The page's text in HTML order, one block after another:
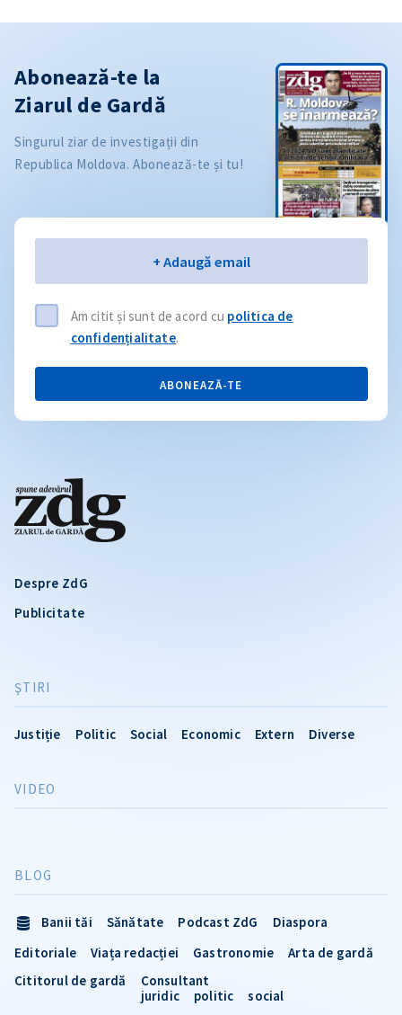
Despre ZdG
Publicitate
ŞTIRI
Justiție Politic Social Economic Extern Diverse
VIDEO
BLOG
Banii tăi Sănătate Podcast ZdG
Diaspora
Editoriale
Viața redacției Gastronomie
Arta de gardă
Cititorul de gardă
Consultant
juridic
politic social
Abonează-te la
Ziarul de Gardă
Singurul ziar de investigații din
Republica Moldova. Abonează-te și tu!
+ Adaugă email
Am citit și sunt de acord cu politica de
confidențialitate.
ABONEAZĂ-TE